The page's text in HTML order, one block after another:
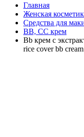
Главная
Женская
Средства для
BB, CC крем
Bb крем с
rice cover bb